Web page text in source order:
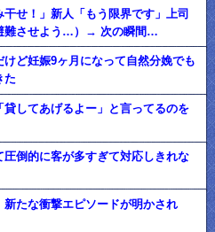
せ！」新人「もう限界です」上司
難させよう…）→ 次の瞬間…
ど妊娠9ヶ月になって自然分娩でも
た
してあげるよー」と言ってるのを
倒的に客が多すぎて対応しきれな
新たな衝撃エピソードが明かされ